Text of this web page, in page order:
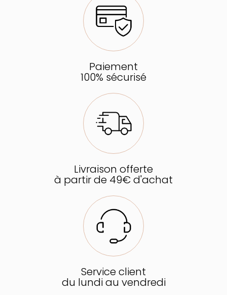
Paiement
100% sécurisé
Livraison offerte
à partir de 49€ d'achat
Service client
du lundi au vendredi